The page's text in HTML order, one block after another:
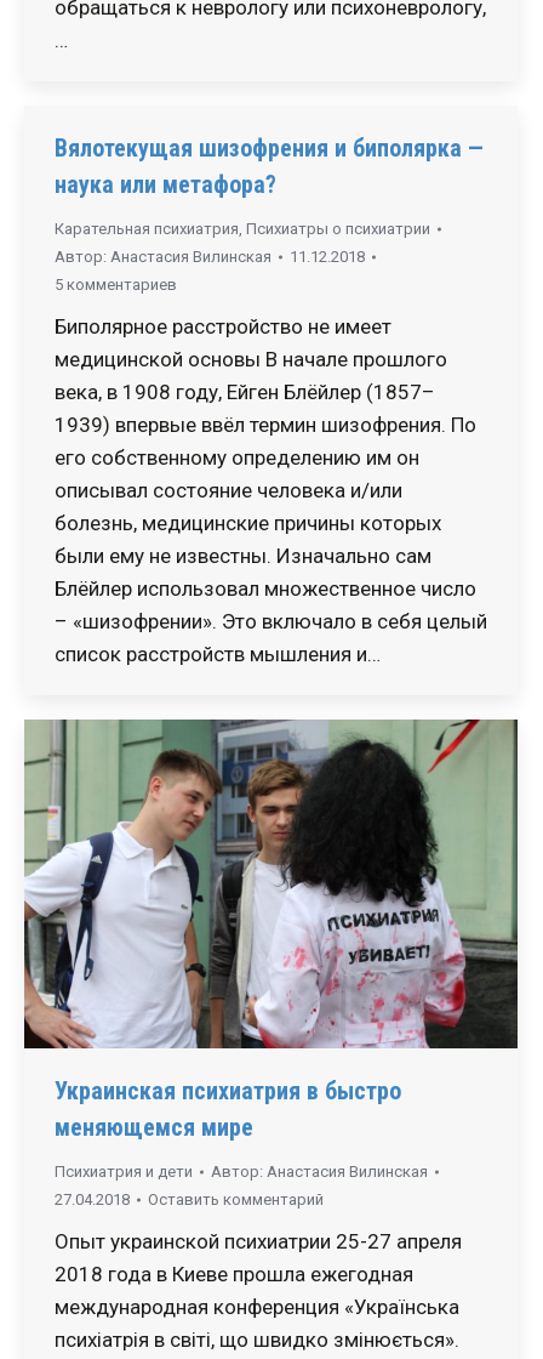
обращаться к неврологу или психоневрологу,
…
Вялотекущая шизофрения и биполярка —
наука или метафора?
Карательная психиатрия, Психиатры о психиатрии
Автор: Анастасия Вилинская
11.12.2018
5 комментариев
Биполярное расстройство не имеет
медицинской основы В начале прошлого
века, в 1908 году, Ейген Блёйлер (1857–
1939) впервые ввёл термин шизофрения. По
его собственному определению им он
описывал состояние человека и/или
болезнь, медицинские причины которых
были ему не известны. Изначально сам
Блёйлер использовал множественное число
– «шизофрении». Это включало в себя целый
список расстройств мышления и…
Украинская психиатрия в быстро
меняющемся мире
Психиатрия и дети Автор: Анастасия Вилинская
27.04.2018
Оставить комментарий
Опыт украинской психиатрии 25-27 апреля
2018 года в Киеве прошла ежегодная
международная конференция «Українська
психіатрія в світі, що швидко змінюється».